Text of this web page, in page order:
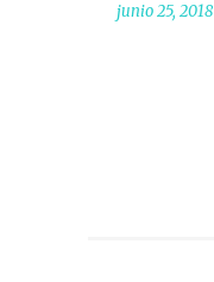
junio 25, 2018